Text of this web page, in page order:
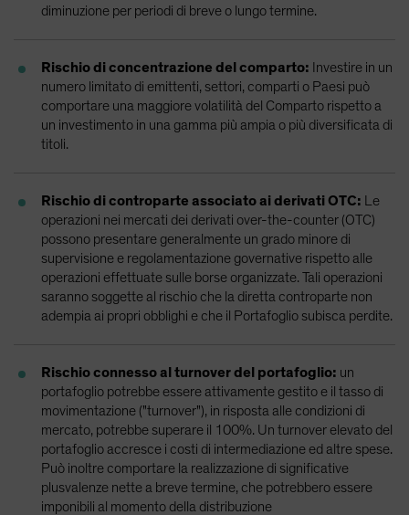
diminuzione per periodi di breve o lungo termine.
Rischio di concentrazione del comparto: Investire in un
numero limitato di emittenti, settori, comparti o Paesi può
comportare una maggiore volatilità del Comparto rispetto a
un investimento in una gamma più ampia o più diversificata di
titoli.
Rischio di controparte associato ai derivati OTC:
Le
operazioni nei mercati dei derivati over-the-counter (OTC)
possono presentare generalmente un grado minore di
supervisione e regolamentazione governative rispetto alle
operazioni effettuate sulle borse organizzate. Tali operazioni
saranno soggette al rischio che la diretta controparte non
adempia ai propri obblighi e che il Portafoglio subisca perdite.
Rischio connesso al turnover del portafoglio: un
portafoglio potrebbe essere attivamente gestito e il tasso di
movimentazione ("turnover"), in risposta alle condizioni di
mercato, potrebbe superare il 100%. Un turnover elevato del
portafoglio accresce i costi di intermediazione ed altre spese.
Può inoltre comportare la realizzazione di significative
plusvalenze nette a breve termine, che potrebbero essere
imponibili al momento della distribuzione